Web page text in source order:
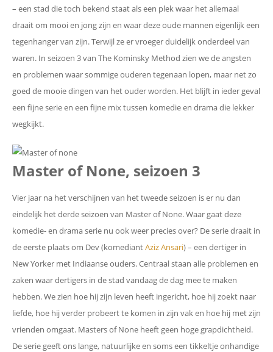
– een stad die toch bekend staat als een plek waar het allemaal
draait om mooi en jong zijn en waar deze oude mannen eigenlijk een
tegenhanger van zijn. Terwijl ze er vroeger duidelijk onderdeel van
waren. In seizoen 3 van The Kominsky Method zien we de angsten
en problemen waar sommige ouderen tegenaan lopen, maar net zo
goed de mooie dingen van het ouder worden. Het blijft in ieder geval
een fijne serie en een fijne mix tussen komedie en drama die lekker
wegkijkt.
Master of None, seizoen 3
Vier jaar na het verschijnen van het tweede seizoen is er nu dan
eindelijk het derde seizoen van Master of None. Waar gaat deze
komedie- en drama serie nu ook weer precies over? De serie draait in
de eerste plaats om Dev (komediantAziz Ansari) – een dertiger in
New Yorker met Indiaanse ouders. Centraal staan alle problemen en
zaken waar dertigers in de stad vandaag de dag mee te maken
hebben. We zien hoe hij zijn leven heeft ingericht, hoe hij zoekt naar
liefde, hoe hij verder probeert te komen in zijn vak en hoe hij met zijn
vrienden omgaat. Masters of None heeft geen hoge grapdichtheid.
De serie geeft ons lange, natuurlijke en soms een tikkeltje onhandige